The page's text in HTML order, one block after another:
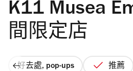
K11 Musea
間限定店
好去處, pop-ups 推薦